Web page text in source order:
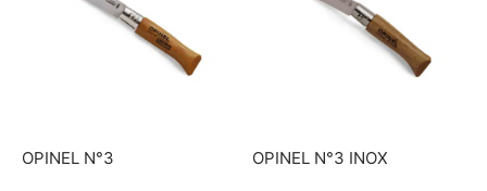
OPINEL N°3 OPINEL N°3 INOX